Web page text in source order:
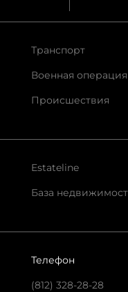
Транспорт
Военная операция
Происшествия
Estateline
База
Телефон
(812) 328-28-28